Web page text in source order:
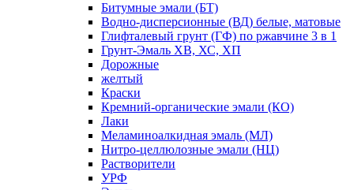
Битумные эмали (БТ)
Водно-дисперсионные (ВД) белые, матовые
Глифталевый грунт (ГФ) по ржавчине 3 в 1
Грунт-Эмаль ХВ, ХС, ХП
Дорожные
желтый
Краски
Кремний-органические эмали (КО)
Лаки
Меламиноалкидная эмаль (МЛ)
Нитро-целлюлозные эмали (НЦ)
Растворители
УРФ